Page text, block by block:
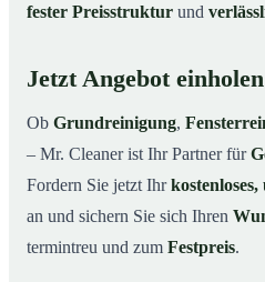
fester Preisstruktur und
Jetzt Angebot einholen
Ob Grundreinigung,
– Mr. Cleaner ist Ihr Partner für
Fordern Sie jetzt Ihr
an und sichern Sie sich Ihren
termintreu und zum Festpreis.